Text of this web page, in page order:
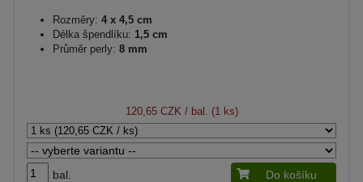
Rozměry: 4 x 4,5 cm
Délka špendlíku: 1,5 cm
Průměr perly: 8 mm
120,65 CZK / bal. (1 ks)
bal. Do košíku